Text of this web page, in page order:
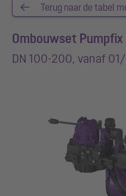
Terug naar de tabel
Ombouwset Pumpfix
DN 100-200, vanaf